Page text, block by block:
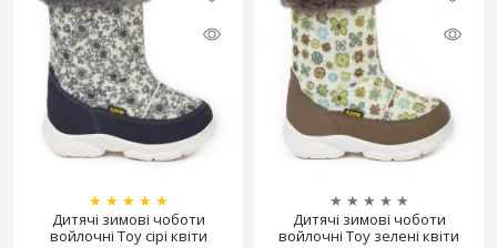
★ ★ ★ ★ ★
Дитячі зимові чоботи
войлочні Toy сірі квіти
★ ★ ★ ★ ★
Дитячі зимові чоботи
войлочні Toy зелені квіти